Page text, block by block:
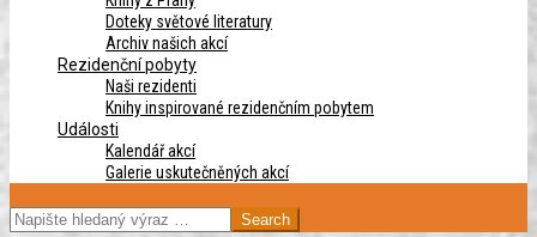
Doteky světové literatury
Archiv našich akcí
Rezidenční pobyty
Naši rezidenti
Knihy inspirované rezidenčním pobytem
Události
Kalendář akcí
Galerie uskutečněných akcí
SEARCH